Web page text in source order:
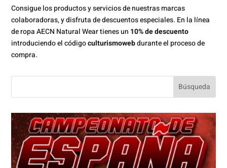
Consigue los productos y servicios de nuestras marcas
colaboradoras, y disfruta de descuentos especiales. En la línea
de ropa AECN Natural Wear tienes un 10% de descuento
introduciendo el códigoculturismowebdurante el proceso de
compra.